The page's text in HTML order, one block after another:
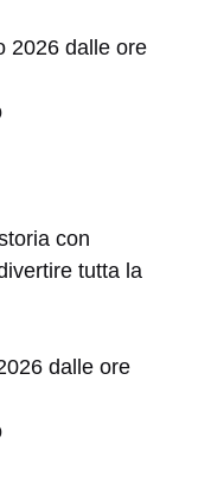
2026 dalle ore
con
tutta la
dalle ore